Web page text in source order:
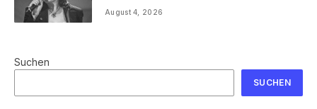
August 4, 2026
Suchen
SUCHEN